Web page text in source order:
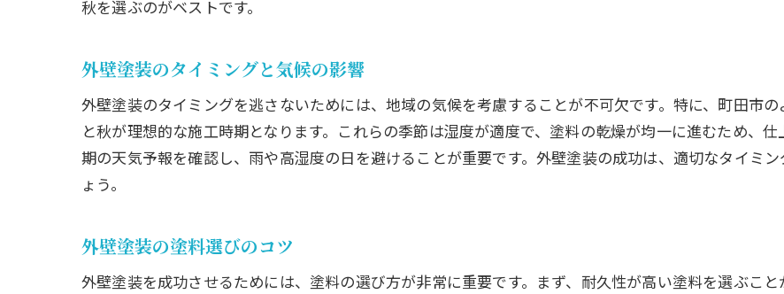
秋を選ぶのがベストです。
外壁塗装のタイミングと気候の影響
外壁塗装のタイミングを逃さないためには、地域の気候を考慮することが不可欠です。特に、町田市
と秋が理想的な施工時期となります。これらの季節は湿度が適度で、塗料の乾燥が均一に進むため、
期の天気予報を確認し、雨や高湿度の日を避けることが重要です。外壁塗装の成功は、適切なタイミ
ょう。
外壁塗装の塗料選びのコツ
外壁塗装を成功させるためには、塗料の選び方が非常に重要です。まず、耐久性が高い塗料を選ぶこ